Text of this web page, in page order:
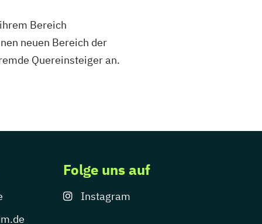
Bereich
neuen Bereich der
Quereinsteiger an.
Folge uns auf
Instagram